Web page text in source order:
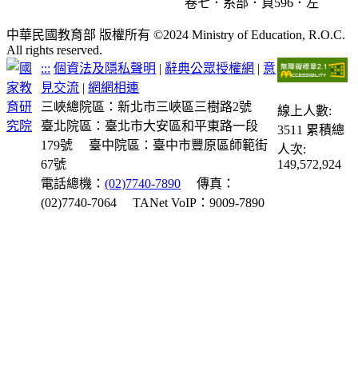
卷七．糸部．頁596．左
中華民國教育部 版權所有 ©2024 Ministry of Education, R.O.C.
All rights reserved.
::: 個資法及隱私聲明 | 辭典公眾授權網 | 意
見交流 |網網相連
三峽總院區：新北市三峽區三樹路2號
臺北院區：臺北市大安區和平東路一段
179號
臺中院區：臺中市豐原區師範街
67號
電話總機：(02)7740-7890
傳真：
(02)7740-7064
TANet VoIP：9009-7890
線上人數:
3511 累積總
人次:
149,572,924